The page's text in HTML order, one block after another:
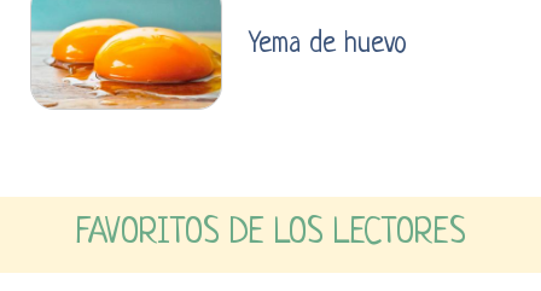
Yema de huevo
FAVORITOS DE LOS LECTORES